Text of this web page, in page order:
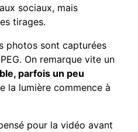
sociaux, mais
tirages.
photos sont capturées
On remarque vite un
parfois un peu
la lumière commence à
pour la vidéo avant